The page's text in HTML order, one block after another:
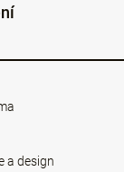
a design